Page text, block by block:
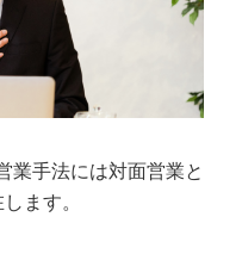
る
背景に注意する
をする
業手法には対面営業と
ます。